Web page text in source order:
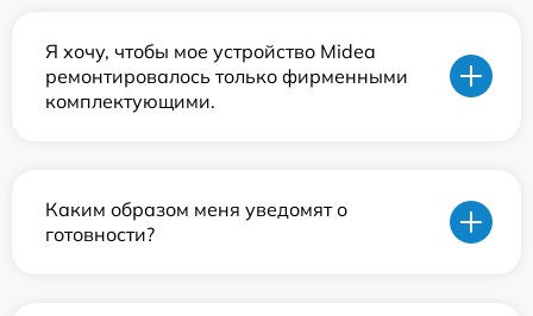
Я хочу, чтобы мое устройство Midea
ремонтировалось только фирменными
комплектующими.
Каким образом меня уведомят о
готовности?